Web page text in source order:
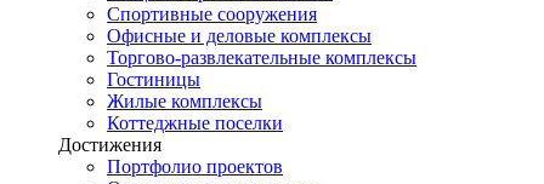
Спортивные сооружения
Офисные и деловые комплексы
Торгово-развлекательные комплексы
Гостиницы
Жилые комплексы
Коттеджные поселки
Достижения
Портфолио проектов